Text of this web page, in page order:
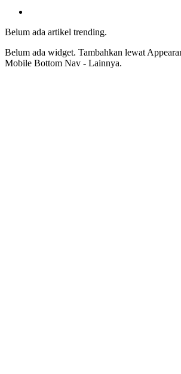
Belum ada artikel trending.
Belum ada widget. Tambahkan lewat
Mobile Bottom Nav - Lainnya.